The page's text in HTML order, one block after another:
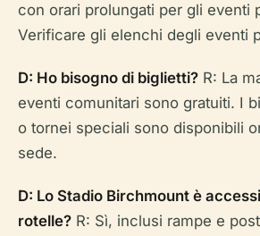
con orari prolungati per gli eventi
Verificare gli elenchi degli eventi
D: Ho bisogno di biglietti? R: La
eventi comunitari sono gratuiti. I
o tornei speciali sono disponibili
sede.
D: Lo Stadio Birchmount è
rotelle? R: Sì, inclusi rampe e